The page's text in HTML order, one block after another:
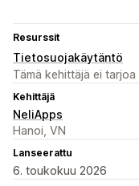
Resurssit
Tietosuojakäytäntö
Tämä kehittäjä ei
Kehittäjä
NeliApps
Hanoi, VN
Lanseerattu
6. toukokuu 2026